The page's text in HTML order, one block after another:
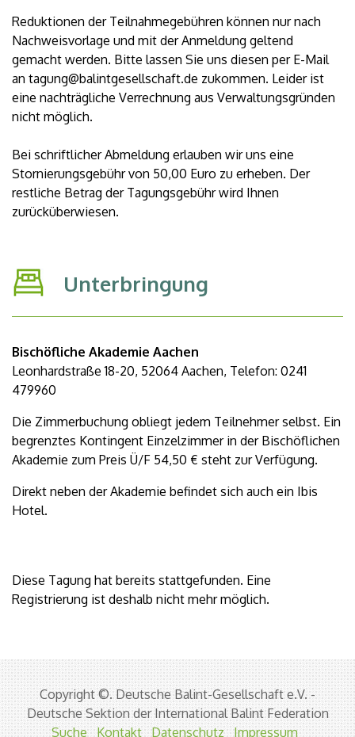
Reduktionen der Teilnahmegebühren können nur nach
Nachweisvorlage und mit der Anmeldung geltend
gemacht werden. Bitte lassen Sie uns diesen per E-Mail
an tagung@balintgesellschaft.de zukommen. Leider ist
eine nachträgliche Verrechnung aus Verwaltungsgründen
nicht möglich.
Bei schriftlicher Abmeldung erlauben wir uns eine
Stornierungsgebühr von 50,00 Euro zu erheben. Der
restliche Betrag der Tagungsgebühr wird Ihnen
zurücküberwiesen.
Unterbringung
Bischöfliche Akademie Aachen
Leonhardstraße 18-20, 52064 Aachen, Telefon: 0241
479960
Die Zimmerbuchung obliegt jedem Teilnehmer selbst. Ein
begrenztes Kontingent Einzelzimmer in der Bischöflichen
Akademie zum Preis Ü/F 54,50 € steht zur Verfügung.
Direkt neben der Akademie befindet sich auch ein Ibis
Hotel.
Diese Tagung hat bereits stattgefunden. Eine
Registrierung ist deshalb nicht mehr möglich.
Copyright ©. Deutsche Balint-Gesellschaft e.V. -
Deutsche Sektion der International Balint Federation
Suche
Kontakt Datenschutz Impressum